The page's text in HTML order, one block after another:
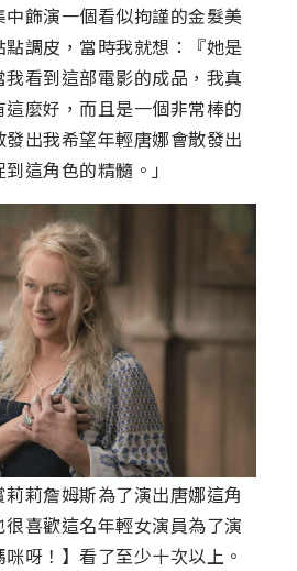
飾演一個看似拘謹的金髮美
調皮，當時我就想：『她是
看到這部電影的成品，我真
麼好，而且是一個非常棒的
出我希望年輕唐娜會散發出
這角色的精髓。」
莉詹姆斯為了演出唐娜這角
喜歡這名年輕女演員為了演
呀！】看了至少十次以上。